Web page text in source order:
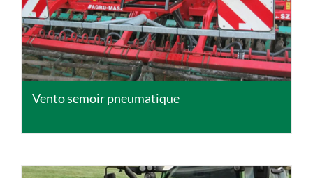
Vento semoir pneumatique